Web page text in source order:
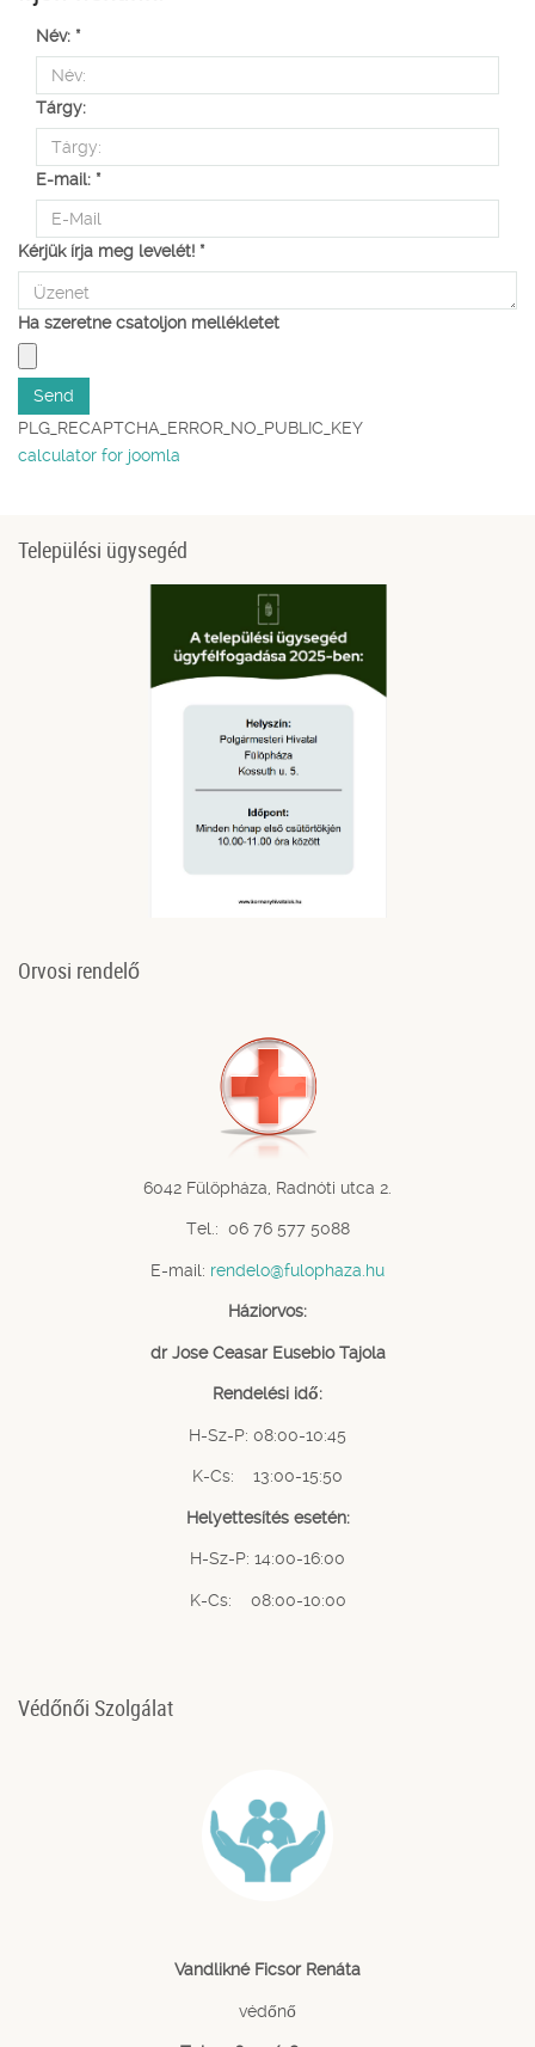
Név: *
Tárgy:
E-mail: *
Kérjük írja meg levelét! *
Ha szeretne csatoljon mellékletet
PLG_RECAPTCHA_ERROR_NO_PUBLIC_KEY
calculator for joomla
Települési ügysegéd
Orvosi rendelő
6042 Fülöpháza, Radnóti utca 2.
Tel.: 06 76 577 5088
E-mail: rendelo@fulophaza.hu
Háziorvos:
dr Jose Ceasar Eusebio Tajola
Rendelési idő:
H-Sz-P: 08:00-10:45
K-Cs: 13:00-15:50
Helyettesítés esetén:
H-Sz-P: 14:00-16:00
K-Cs: 08:00-10:00
Védőnői Szolgálat
Vandlikné Ficsor Renáta
védőnő